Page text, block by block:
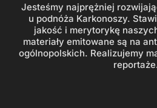
Jesteśmy najprężniej
u podnóża Karkonoszy.
jakość i merytorykę
materiały emitowane są na
ogólnopolskich. Realizujemy